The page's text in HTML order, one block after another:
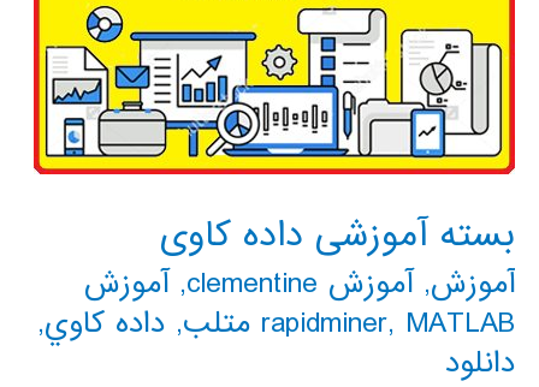
بسته آموزشی داده کاوی
آموزش,آموزش clementine ,آموزش
rapidminer, MATLAB متلب , داده كاوي,
دانلود